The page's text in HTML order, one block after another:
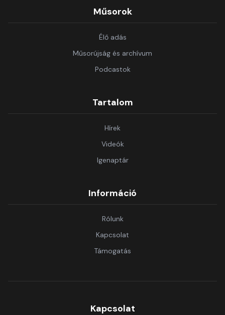
Műsorok
Élő adás
Műsorújság és archívum
Podcastok
Tartalom
Hírek
Videók
Igenaptár
Információ
Rólunk
Kapcsolat
Támogatás
Kapcsolat